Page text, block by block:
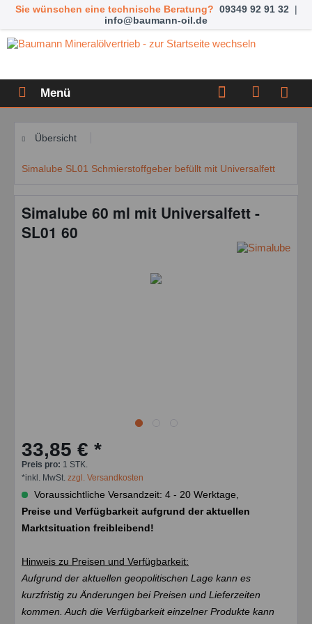
Sie wünschen eine technische Beratung? 09349 92 91 32 |
info@baumann-oil.de
Menü
Übersicht
Simalube SL01 Schmierstoffgeber befüllt mit Universalfett
Simalube 60 ml mit Universalfett -
SL01 60
33,85 € *
Preis pro: 1 STK.
*inkl. MwSt. zzgl. Versandkosten
Voraussichtliche Versandzeit: 4 - 20 Werktage,
Preise und Verfügbarkeit aufgrund der aktuellen
Marktsituation freibleibend!
Hinweis zu Preisen und Verfügbarkeit:
Aufgrund der aktuellen geopolitischen Lage kann es
kurzfristig zu Änderungen bei Preisen und Lieferzeiten
kommen. Auch die Verfügbarkeit einzelner Produkte kann